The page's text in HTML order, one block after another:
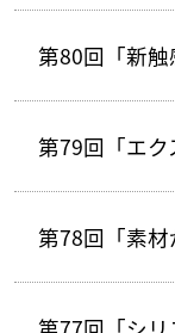
第80回「新触
第79回「エク
第78回「素材